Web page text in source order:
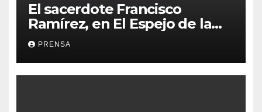
El sacerdote Francisco
Ramírez, en El Espejo de la
Iglesia
PRENSA